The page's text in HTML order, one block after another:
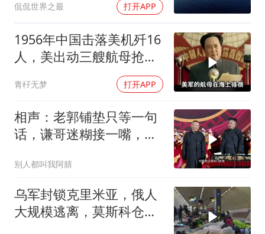
侃侃世界之最 打开APP
1956年中国击落美机歼16
人，美出动三艘航母抢尸
青杍无梦 打开APP
相声：老郭铺垫只等一句
话，谦哥迷糊接一嘴，包
别人都叫我阿腈
乌军封锁克里米亚，俄人
大规模逃离，莫斯科仓库